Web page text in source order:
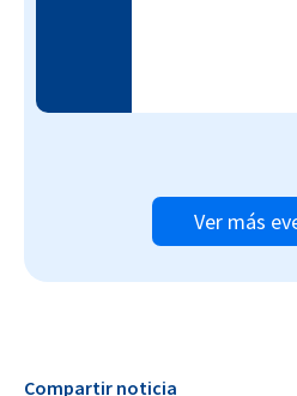
Ver más
Compartir noticia